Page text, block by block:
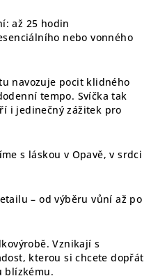
až 25 hodin
nebo vonného
navozuje pocit klidného
tempo. Svíčka tak
i jedinečný zážitek pro
s láskou v Opavě, v srdci
– od výběru vůní až po
Vznikají s
kterou si chcete dopřát
blízkému.